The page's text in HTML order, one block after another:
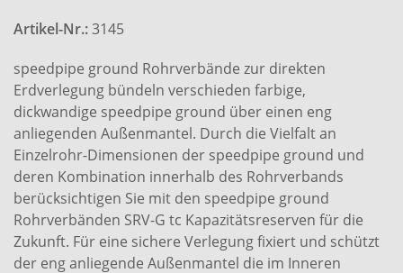
Artikel-Nr.:3145
speedpipe ground Rohrverbände zur direkten
Erdverlegung bündeln verschieden farbige,
dickwandige speedpipe ground über einen eng
anliegenden Außenmantel. Durch die Vielfalt an
Einzelrohr-Dimensionen der speedpipe ground und
deren Kombination innerhalb des Rohrverbands
berücksichtigen Sie mit den speedpipe ground
Rohrverbänden SRV-G tc Kapazitätsreserven für die
Zukunft. Für eine sichere Verlegung fixiert und schützt
der eng anliegende Außenmantel die im Inneren